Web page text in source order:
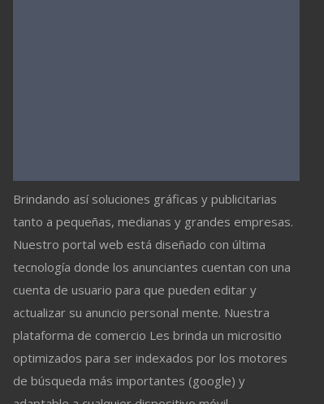
Brindando así soluciones gráficas y publicitarias
tanto a pequeñas, medianas y grandes empresas.
Nuestro portal web está diseñado con última
tecnología donde los anunciantes cuentan con una
cuenta de usuario para que pueden editar y
actualizar su anuncio personal mente. Nuestra
plataforma de comercio Les brinda un micrositio
optimizados para ser indexados por los motores
de búsqueda más importantes (google) y